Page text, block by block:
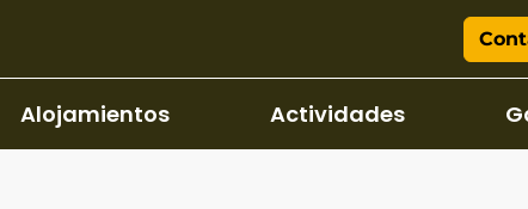
Alojamientos Actividades